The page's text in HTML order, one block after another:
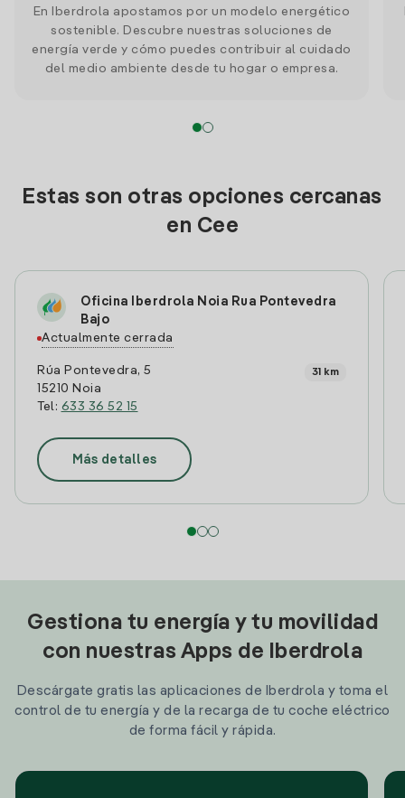
En Iberdrola apostamos por un modelo energético
sostenible. Descubre nuestras soluciones de
energía verde y cómo puedes contribuir al cuidado
del medio ambiente desde tu hogar o empresa.
Estas son otras opciones cercanas
en Cee
Oficina Iberdrola Noia Rua Pontevedra
Bajo
Actualmente cerrada
Rúa Pontevedra, 5
15210 Noia
Tel: 633 36 52 15
31 km
Más detalles
Gestiona tu energía y tu movilidad
con nuestras Apps de Iberdrola
Descárgate gratis las aplicaciones de Iberdrola y toma el
control de tu energía y de la recarga de tu coche eléctrico
de forma fácil y rápida.